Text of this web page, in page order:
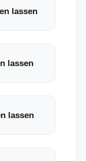
lassen
lassen
lassen